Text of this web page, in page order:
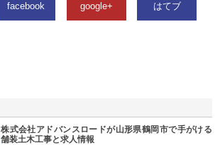
facebook google+ はてブ
株式会社アドバンスロードが山形県鶴岡市で手がける
舗装土木工事と求人情報